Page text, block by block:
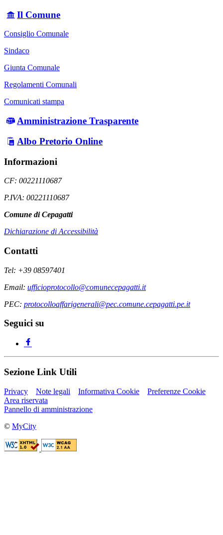
Il Comune
Consiglio Comunale
Sindaco
Giunta Comunale
Regolamenti Comunali
Comunicati stampa
Amministrazione Trasparente
Albo Pretorio Online
Informazioni
CF: 00221110687
P.IVA: 00221110687
Comune di Cepagatti
Dichiarazione di Accessibilità
Contatti
Tel: +39 08597401
Email: ufficioprotocollo@comunecepagatti.it
PEC: protocolloaffarigenerali@pec.comune.cepagatti.pe.it
Seguici su
Sezione Link Utili
Privacy Note legali Informativa Cookie
Preferenze Cookie
Area riservata
Pannello di amministrazione
© MyCity